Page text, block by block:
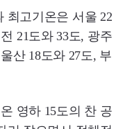
최고기온은 서울 22
21도와 33도, 광주
산 18도와 27도, 부
영하 15도의 찬 공